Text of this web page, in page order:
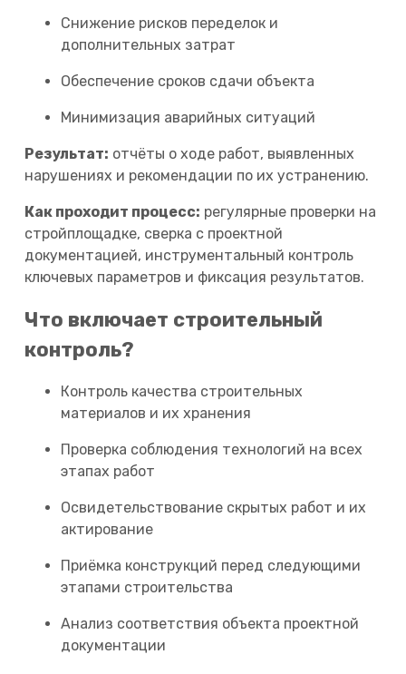
Снижение рисков переделок и
дополнительных затрат
Обеспечение сроков сдачи объекта
Минимизация аварийных ситуаций
Результат: отчёты о ходе работ, выявленных
нарушениях и рекомендации по их устранению.
Как проходит процесс: регулярные проверки на
стройплощадке, сверка с проектной
документацией, инструментальный контроль
ключевых параметров и фиксация результатов.
Что включает строительный
контроль?
Контроль качества строительных
материалов и их хранения
Проверка соблюдения технологий на всех
этапах работ
Освидетельствование скрытых работ и их
актирование
Приёмка конструкций перед следующими
этапами строительства
Анализ соответствия объекта проектной
документации